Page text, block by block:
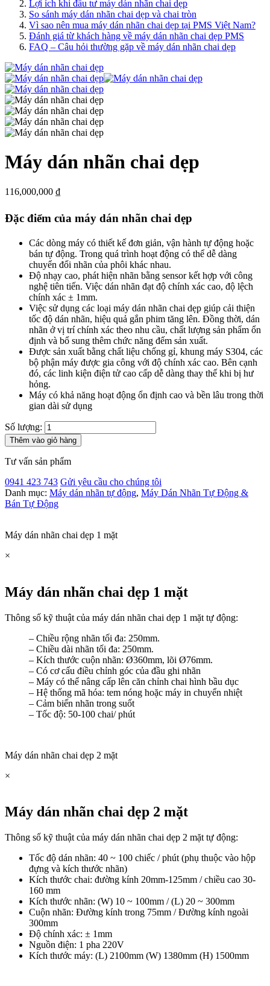
Lợi ích khi đầu tư máy dán nhãn chai dẹp
So sánh máy dán nhãn chai dẹp và chai tròn
Vì sao nên mua máy dán nhãn chai dẹp tại PMS Việt Nam?
Đánh giá từ khách hàng về máy dán nhãn chai dẹp PMS
FAQ – Câu hỏi thường gặp về máy dán nhãn chai dẹp
Máy dán nhãn chai dẹp
116,000,000 ₫
Đặc điểm của máy dán nhãn chai dẹp
Các dòng máy có thiết kế đơn giản, vận hành tự động hoặc
bán tự động. Trong quá trình hoạt động có thể dễ dàng
chuyển đổi nhãn của phôi khác nhau.
Độ nhạy cao, phát hiện nhãn bằng sensor kết hợp với công
nghệ tiên tiến. Việc dán nhãn đạt độ chính xác cao, độ lệch
chính xác ± 1mm.
Việc sử dụng các loại máy dán nhãn chai dẹp giúp cải thiện
tốc độ dán nhãn, hiệu quả gắn phim tăng lên. Đồng thời, dán
nhãn ở vị trí chính xác theo nhu cầu, chất lượng sản phẩm ổn
định và bổ sung thêm chức năng đếm sản xuất.
Được sản xuất bằng chất liệu chống gỉ, khung máy S304, các
bộ phận máy được gia công với độ chính xác cao. Bên cạnh
đó, các linh kiện điện tử cao cấp dễ dàng thay thế khi bị hư
hỏng.
Máy có khả năng hoạt động ổn định cao và bền lâu trong thời
gian dài sử dụng
Số lượng:
Thêm vào giỏ hàng
Tư vấn sản phẩm
0941 423 743 Gửi yêu cầu cho chúng tôi
Danh mục: Máy dán nhãn tự động, Máy Dán Nhãn Tự Động &
Bán Tự Động
Máy dán nhãn chai dẹp 1 mặt
×
Máy dán nhãn chai dẹp 1 mặt
Thông số kỹ thuật của máy dán nhãn chai dẹp 1 mặt tự động:
– Chiều rộng nhãn tối đa: 250mm.
– Chiều dài nhãn tối đa: 250mm.
– Kích thước cuộn nhãn: Ø360mm, lõi Ø76mm.
– Có cơ cấu điều chỉnh góc của đầu ghi nhãn
– Máy có thể nâng cấp lên căn chỉnh chai hình bầu dục
– Hệ thống mã hóa: tem nóng hoặc máy in chuyển nhiệt
– Cảm biến nhãn trong suốt
– Tốc độ: 50-100 chai/ phút
Máy dán nhãn chai dẹp 2 mặt
×
Máy dán nhãn chai dẹp 2 mặt
Thông số kỹ thuật của máy dán nhãn chai dẹp 2 mặt tự động:
Tốc độ dán nhãn: 40 ~ 100 chiếc / phút (phụ thuộc vào hộp
đựng và kích thước nhãn)
Kích thước chai: đường kính 20mm-125mm / chiều cao 30-
160 mm
Kích thước nhãn: (W) 10 ~ 100mm / (L) 20 ~ 300mm
Cuộn nhãn: Đường kính trong 75mm / Đường kính ngoài
300mm
Độ chính xác: ± 1mm
Nguồn điện: 1 pha 220V
Kích thước máy: (L) 2100mm (W) 1380mm (H) 1500mm